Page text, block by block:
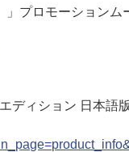
」プロモーションム
ディション 日本語